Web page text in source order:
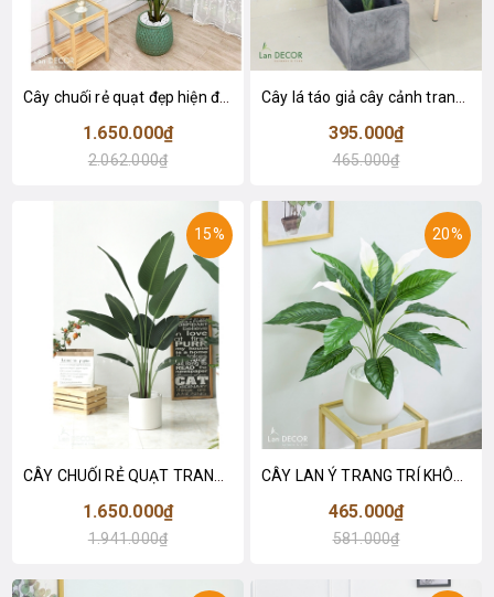
Cây chuối rẻ quạt đẹp hiện đại trang trí 1m8 - LC3019 (Gồm 12 lá)
1.650.000₫
2.062.000₫
395.000₫
465.000₫
15%
1.650.000₫
1.941.000₫
20%
465.000₫
581.000₫